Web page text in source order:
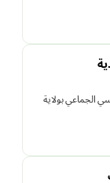
الجماعي بولاية